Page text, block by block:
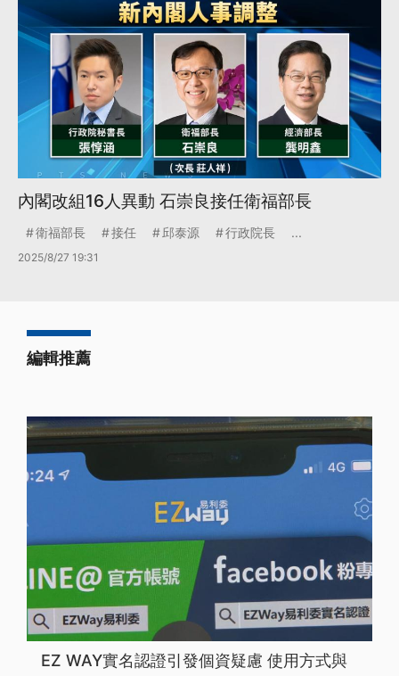
內閣改組16人異動 石崇良接任衛福部長
衛福部長 接任 邱泰源 行政院長 ...
2025/8/27 19:31
編輯推薦
EZ WAY實名認證引發個資疑慮 使用方式與